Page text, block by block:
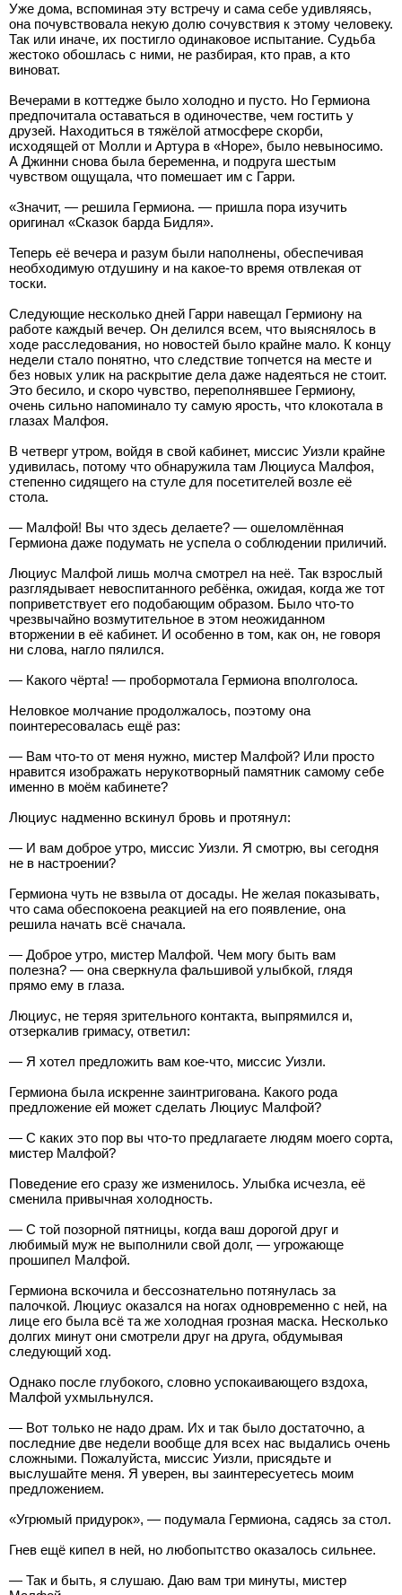
Уже дома, вспоминая эту встречу и сама себе удивляясь,
она почувствовала некую долю сочувствия к этому человеку.
Так или иначе, их постигло одинаковое испытание. Судьба
жестоко обошлась с ними, не разбирая, кто прав, а кто
виноват.
Вечерами в коттедже было холодно и пусто. Но Гермиона
предпочитала оставаться в одиночестве, чем гостить у
друзей. Находиться в тяжёлой атмосфере скорби,
исходящей от Молли и Артура в «Норе», было невыносимо.
А Джинни снова была беременна, и подруга шестым
чувством ощущала, что помешает им с Гарри.
«Значит, — решила Гермиона. — пришла пора изучить
оригинал «Сказок барда Бидля».
Теперь её вечера и разум были наполнены, обеспечивая
необходимую отдушину и на какое-то время отвлекая от
тоски.
Следующие несколько дней Гарри навещал Гермиону на
работе каждый вечер. Он делился всем, что выяснялось в
ходе расследования, но новостей было крайне мало. К концу
недели стало понятно, что следствие топчется на месте и
без новых улик на раскрытие дела даже надеяться не стоит.
Это бесило, и скоро чувство, переполнявшее Гермиону,
очень сильно напоминало ту самую ярость, что клокотала в
глазах Малфоя.
В четверг утром, войдя в свой кабинет, миссис Уизли крайне
удивилась, потому что обнаружила там Люциуса Малфоя,
степенно сидящего на стуле для посетителей возле её
стола.
— Малфой! Вы что здесь делаете? — ошеломлённая
Гермиона даже подумать не успела о соблюдении приличий.
Люциус Малфой лишь молча смотрел на неё. Так взрослый
разглядывает невоспитанного ребёнка, ожидая, когда же тот
поприветствует его подобающим образом. Было что-то
чрезвычайно возмутительное в этом неожиданном
вторжении в её кабинет. И особенно в том, как он, не говоря
ни слова, нагло пялился.
— Какого чёрта! — пробормотала Гермиона вполголоса.
Неловкое молчание продолжалось, поэтому она
поинтересовалась ещё раз:
— Вам что-то от меня нужно, мистер Малфой? Или просто
нравится изображать нерукотворный памятник самому себе
именно в моём кабинете?
Люциус надменно вскинул бровь и протянул:
— И вам доброе утро, миссис Уизли. Я смотрю, вы сегодня
не в настроении?
Гермиона чуть не взвыла от досады. Не желая показывать,
что сама обеспокоена реакцией на его появление, она
решила начать всё сначала.
— Доброе утро, мистер Малфой. Чем могу быть вам
полезна? — она сверкнула фальшивой улыбкой, глядя
прямо ему в глаза.
Люциус, не теряя зрительного контакта, выпрямился и,
отзеркалив гримасу, ответил:
— Я хотел предложить вам кое-что, миссис Уизли.
Гермиона была искренне заинтригована. Какого рода
предложение ей может сделать Люциус Малфой?
— С каких это пор вы что-то предлагаете людям моего сорта,
мистер Малфой?
Поведение его сразу же изменилось. Улыбка исчезла, её
сменила привычная холодность.
— С той позорной пятницы, когда ваш дорогой друг и
любимый муж не выполнили свой долг, — угрожающе
прошипел Малфой.
Гермиона вскочила и бессознательно потянулась за
палочкой. Люциус оказался на ногах одновременно с ней, на
лице его была всё та же холодная грозная маска. Несколько
долгих минут они смотрели друг на друга, обдумывая
следующий ход.
Однако после глубокого, словно успокаивающего вздоха,
Малфой ухмыльнулся.
— Вот только не надо драм. Их и так было достаточно, а
последние две недели вообще для всех нас выдались очень
сложными. Пожалуйста, миссис Уизли, присядьте и
выслушайте меня. Я уверен, вы заинтересуетесь моим
предложением.
«Угрюмый придурок», — подумала Гермиона, садясь за стол.
Гнев ещё кипел в ней, но любопытство оказалось сильнее.
— Так и быть, я слушаю. Даю вам три минуты, мистер